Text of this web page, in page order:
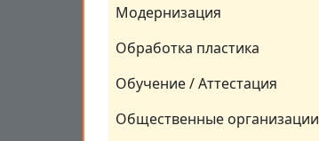
Модернизация
Обработка пластика
Обучение / Аттестация
Общественные организации